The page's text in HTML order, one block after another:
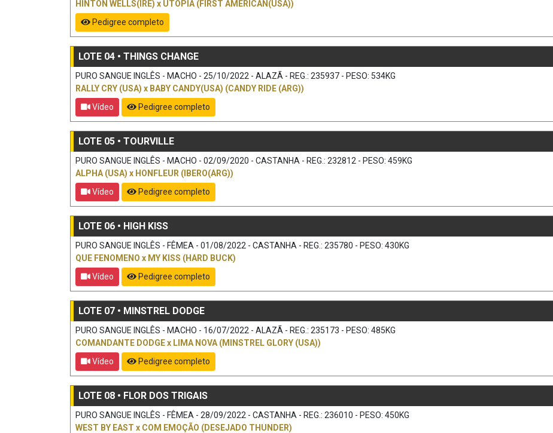
HINTON WELLS(IRE) x UTOPIA (FIRST AMERICAN(USA))
Pedigree completo
LOTE 04 • THINGS CHANGE
PURO SANGUE INGLÊS - MACHO - 25/10/2022 - ALAZÃ - REG.: 235937 - PESO: 534KG
RALLY CRY (USA) x BABY CANDY(USA) (CANDY RIDE (ARG))
Vídeo
Pedigree completo
LOTE 05 • TOURVILLE
PURO SANGUE INGLÊS - MACHO - 02/09/2020 - CASTANHA - REG.: 232812 - PESO: 459KG
ALPHA (USA) x HONFLEUR (IBERO(ARG))
Vídeo
Pedigree completo
LOTE 06 • HIGH KISS
PURO SANGUE INGLÊS - FÊMEA - 01/08/2022 - CASTANHA - REG.: 235780 - PESO: 430KG
QUE FENOMENO x MY KISS (HARD BUCK)
Vídeo
Pedigree completo
LOTE 07 • MINSTREL DODGE
PURO SANGUE INGLÊS - MACHO - 16/07/2022 - ALAZÃ - REG.: 235173 - PESO: 485KG
COMANDANTE DODGEx LIMA NOVA (MINSTREL GLORY (USA))
Vídeo
Pedigree completo
LOTE 08 • FLOR DOS TRIGAIS
PURO SANGUE INGLÊS - FÊMEA - 28/09/2022 - CASTANHA - REG.: 236010 - PESO: 450KG
WEST BY EAST x COM EMOÇÃO (DESEJADO THUNDER)